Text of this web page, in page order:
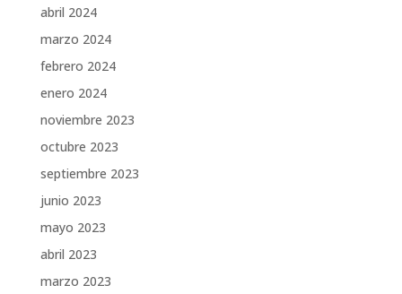
abril 2024
marzo 2024
febrero 2024
enero 2024
noviembre 2023
octubre 2023
septiembre 2023
junio 2023
mayo 2023
abril 2023
marzo 2023